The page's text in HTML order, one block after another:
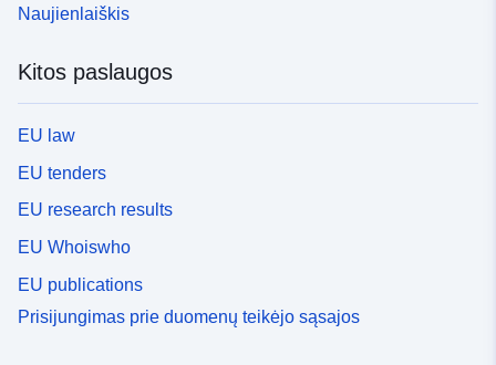
Naujienlaiškis
Kitos paslaugos
EU law
EU tenders
EU research results
EU Whoiswho
EU publications
Prisijungimas prie duomenų teikėjo sąsajos